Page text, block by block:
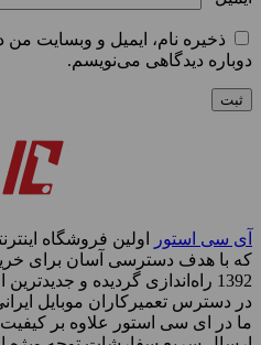
ذخیره نام، ایمیل و وبسایت
دوباره دیدگاهی می‌نویسم.
آی سی استور
اولین فروشگاه
که با هدف دسترسی آسان برای
1392 راه‌اندازی گردیده و
در دسترس تعمیرکاران موبایل
ما در ای سی استور علاوه بر